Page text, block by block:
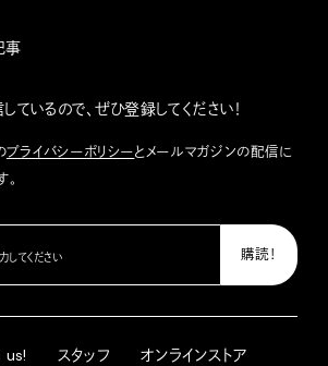
事
ているので、ぜひ登録してください！
プライバシーポリシーとメールマガジンの配信に
スタッフ オンラインストア